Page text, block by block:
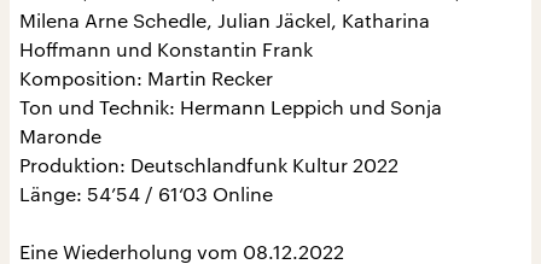
Milena Arne Schedle, Julian Jäckel, Katharina
Hoffmann und Konstantin Frank
Komposition: Martin Recker
Ton und Technik: Hermann Leppich und Sonja
Maronde
Produktion: Deutschlandfunk Kultur 2022
Länge: 54’54 / 61‘03 Online
Eine Wiederholung vom 08.12.2022